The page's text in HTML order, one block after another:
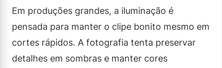
Em produções grandes, a iluminação é
pensada para manter o clipe bonito mesmo em
cortes rápidos. A fotografia tenta preservar
detalhes em sombras e manter cores